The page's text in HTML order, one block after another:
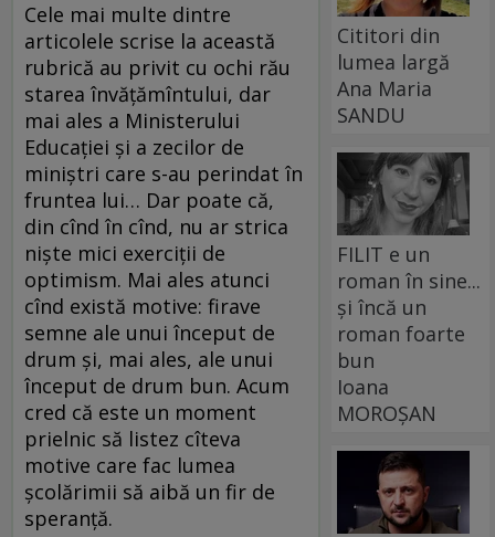
Cele mai multe dintre
articolele scrise la această
rubrică au privit cu ochi rău
starea învățămîntului, dar
mai ales a Ministerului
Educației și a zecilor de
miniștri care s-au perindat în
fruntea lui… Dar poate că,
din cînd în cînd, nu ar strica
niște mici exerciții de
optimism. Mai ales atunci
cînd există motive: firave
semne ale unui început de
drum și, mai ales, ale unui
început de drum bun. Acum
cred că este un moment
prielnic să listez cîteva
motive care fac lumea
școlărimii să aibă un fir de
speranță.
Cititori din
lumea largă
Ana Maria
SANDU
FILIT e un
roman în sine...
și încă un
roman foarte
bun
Ioana
MOROȘAN